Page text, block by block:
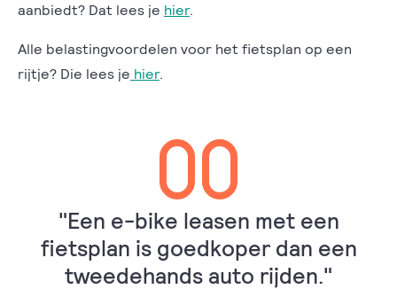
aanbiedt? Dat lees je hier.
Alle belastingvoordelen voor het fietsplan op een
rijtje? Die lees je hier.
"Een e-bike leasen met een
fietsplan is goedkoper dan een
tweedehands auto rijden."